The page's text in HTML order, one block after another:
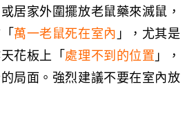
居家外圍擺放老鼠藥來滅鼠，
萬一老鼠死在室內 」，尤其是
花板上「 處理不到的位置 」，
局面。強烈建議不要在室內放